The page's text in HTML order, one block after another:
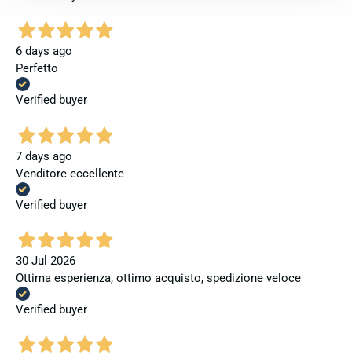
6 days ago
Perfetto
Verified buyer
7 days ago
Venditore eccellente
Verified buyer
30 Jul 2026
Ottima esperienza, ottimo acquisto, spedizione veloce
Verified buyer